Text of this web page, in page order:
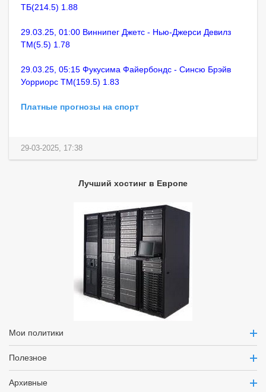
ТБ(214.5) 1.88
29.03.25, 01:00 Виннипег Джетс - Нью-Джерси Девилз
ТМ(5.5) 1.78
29.03.25, 05:15 Фукусима Файербондс - Синсю Брэйв
Уорриорс ТМ(159.5) 1.83
Платные прогнозы на спорт
29-03-2025, 17:38
Лучший хостинг в Европе
Мои политики
Полезное
Архивные